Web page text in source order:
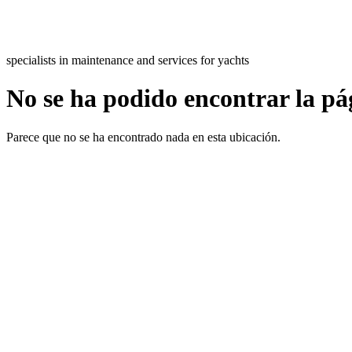
specialists in maintenance and services for yachts
No se ha podido encontrar la
Parece que no se ha encontrado nada en esta ubicación.